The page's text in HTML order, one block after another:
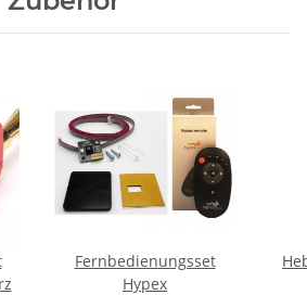
Fernbedienungsset
Hypex